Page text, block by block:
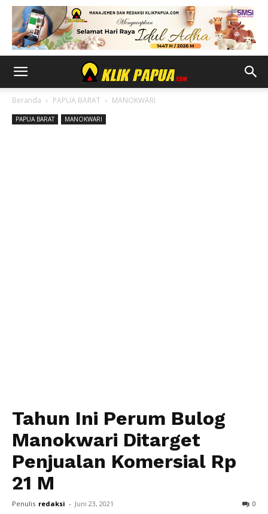
Beranda PAPUA BARAT MANOKWARI
PAPUA BARAT MANOKWARI
Tahun Ini Perum Bulog
Manokwari Ditarget
Penjualan Komersial Rp
21 M
Penulis redaksi - Juni 23, 2021 0